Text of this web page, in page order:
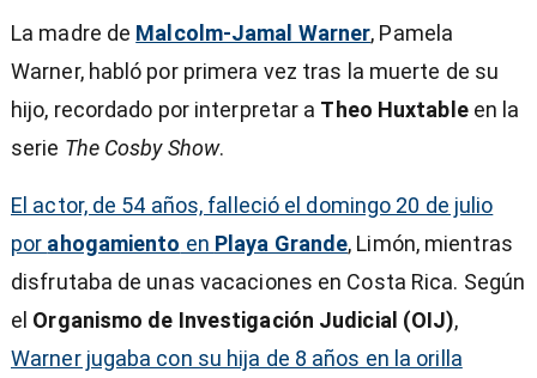
La madre de Malcolm-Jamal Warner, Pamela
Warner, habló por primera vez tras la muerte de su
hijo, recordado por interpretar a Theo Huxtableen la
serie The Cosby Show.
El actor, de 54 años, falleció el domingo 20 de julio
por ahogamiento en Playa Grande, Limón, mientras
disfrutaba de unas vacaciones en Costa Rica. Según
el Organismo de Investigación Judicial (OIJ),
Warner jugaba con su hija de 8 años en la orilla